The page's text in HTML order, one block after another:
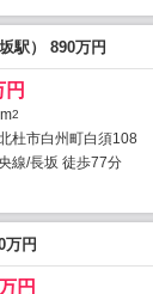
駅） 890万円
2
杜市白州町白須108
線/長坂 徒歩77分
万円
円